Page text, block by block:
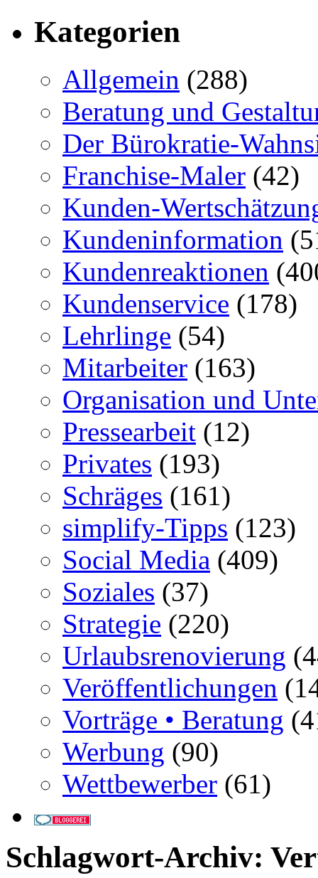
Kategorien
Allgemein (288)
Beratung und
Der Bürokratie-
Franchise-Maler (42)
Kunden-
Kundeninformation
Kundenreaktionen
Kundenservice (178)
Lehrlinge (54)
Mitarbeiter (163)
Organisation und
Pressearbeit (12)
Privates (193)
Schräges (161)
simplify-Tipps (123)
Social Media (409)
Soziales (37)
Strategie (220)
Urlaubsrenovierung
Veröffentlichungen
Vorträge • Beratung
Werbung (90)
Wettbewerber (61)
Schlagwort-Archiv: